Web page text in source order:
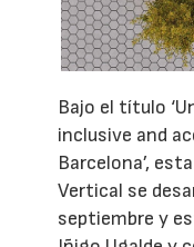
Bajo el título
inclusive and
Barcelona’,
Vertical se
septiembre y